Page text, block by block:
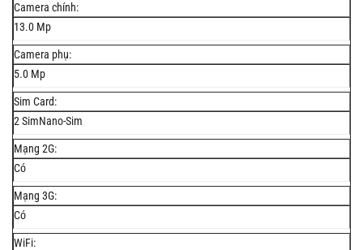
Camera chính:
13.0 Mp
Camera phụ:
5.0 Mp
Sim Card:
2 SimNano-Sim
Mạng 2G:
Có
Mạng 3G:
Có
WiFi: